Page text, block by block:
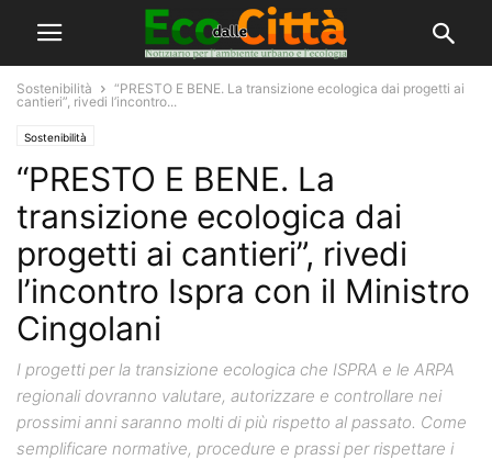
Sostenibilità
“PRESTO E BENE. La transizione ecologica dai progetti ai
cantieri”, rivedi l’incontro...
Sostenibilità
“PRESTO E BENE. La
transizione ecologica dai
progetti ai cantieri”, rivedi
l’incontro Ispra con il Ministro
Cingolani
I progetti per la transizione ecologica che ISPRA e le ARPA
regionali dovranno valutare, autorizzare e controllare nei
prossimi anni saranno molti di più rispetto al passato. Come
semplificare normative, procedure e prassi per rispettare i